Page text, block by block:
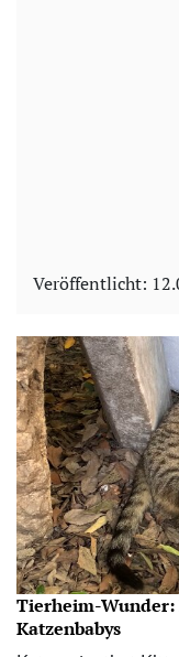
Veröffentlicht:
Tierheim-Wunder:
Katzenbabys